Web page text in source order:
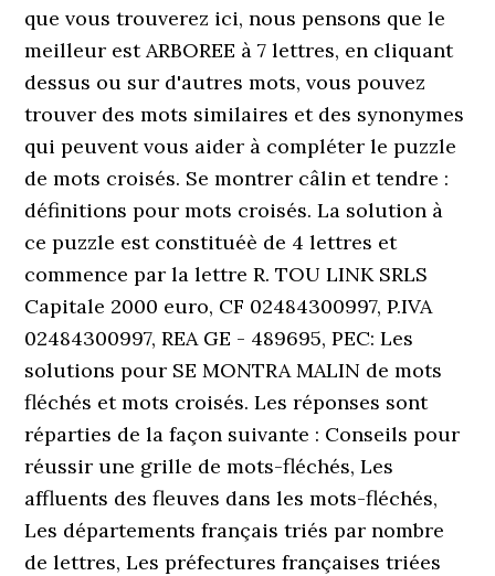
que vous trouverez ici, nous pensons que le
meilleur est ARBOREE à 7 lettres, en cliquant
dessus ou sur d'autres mots, vous pouvez
trouver des mots similaires et des synonymes
qui peuvent vous aider à compléter le puzzle
de mots croisés. Se montrer câlin et tendre :
définitions pour mots croisés. La solution à
ce puzzle est constituéè de 4 lettres et
commence par la lettre R. TOU LINK SRLS
Capitale 2000 euro, CF 02484300997, P.IVA
02484300997, REA GE - 489695, PEC: Les
solutions pour SE MONTRA MALIN de mots
fléchés et mots croisés. Les réponses sont
réparties de la façon suivante : Conseils pour
réussir une grille de mots-fléchés, Les
affluents des fleuves dans les mots-fléchés,
Les départements français triés par nombre
de lettres, Les préfectures françaises triées